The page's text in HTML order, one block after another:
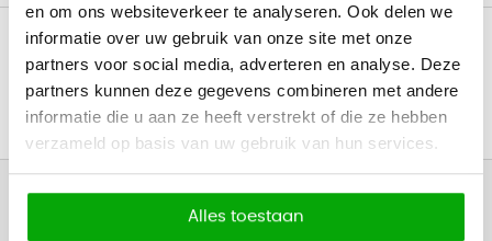
en om ons websiteverkeer te analyseren. Ook delen we
informatie over uw gebruik van onze site met onze
partners voor social media, adverteren en analyse. Deze
partners kunnen deze gegevens combineren met andere
informatie die u aan ze heeft verstrekt of die ze hebben
verzameld op basis van uw gebruik van hun services.
Alles toestaan
Gratis levering v.a. €750
Professionele bezorg- en montageservice
Inspirerende showroom in Haarlem
Hulp nodig?